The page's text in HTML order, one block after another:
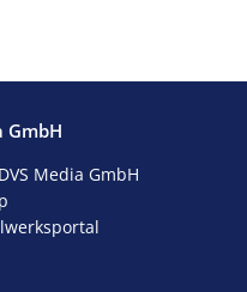
GmbH
Media GmbH